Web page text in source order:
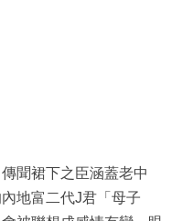
聞裙下之臣涵蓋老中
地富二代J君「母子